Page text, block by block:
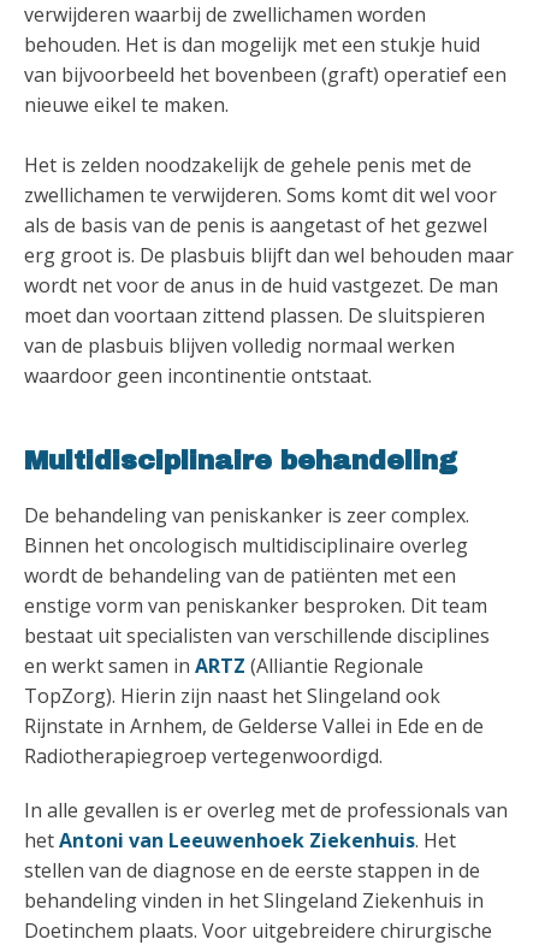
verwijderen waarbij de zwellichamen worden
behouden. Het is dan mogelijk met een stukje huid
van bijvoorbeeld het bovenbeen (graft) operatief een
nieuwe eikel te maken.
Het is zelden noodzakelijk de gehele penis met de
zwellichamen te verwijderen. Soms komt dit wel voor
als de basis van de penis is aangetast of het gezwel
erg groot is. De plasbuis blijft dan wel behouden maar
wordt net voor de anus in de huid vastgezet. De man
moet dan voortaan zittend plassen. De sluitspieren
van de plasbuis blijven volledig normaal werken
waardoor geen incontinentie ontstaat.
Multidisciplinaire behandeling
De behandeling van peniskanker is zeer complex.
Binnen het oncologisch multidisciplinaire overleg
wordt de behandeling van de patiënten met een
enstige vorm van peniskanker besproken. Dit team
bestaat uit specialisten van verschillende disciplines
en werkt samen in ARTZ (Alliantie Regionale
TopZorg). Hierin zijn naast het Slingeland ook
Rijnstate in Arnhem, de Gelderse Vallei in Ede en de
Radiotherapiegroep vertegenwoordigd.
In alle gevallen is er overleg met de professionals van
hetAntoni van Leeuwenhoek Ziekenhuis. Het
stellen van de diagnose en de eerste stappen in de
behandeling vinden in het Slingeland Ziekenhuis in
Doetinchem plaats. Voor uitgebreidere chirurgische